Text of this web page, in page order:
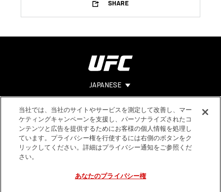
SHARE
JAPANESE
Footer ヘルプ
法的事項
利用規約
個人情報保
当社では、当社のサイトやサービスを測定して改善し、マー
ケティングキャンペーンを支援し、パーソナライズされたコ
ンテンツと広告を提供するためにお客様の個人情報を処理し
ています。プライバシー権を行使するには右側のボタンをク
リックしてください。詳細はプライバシー通知をご参照くだ
さい。
あなたのプライバシー権